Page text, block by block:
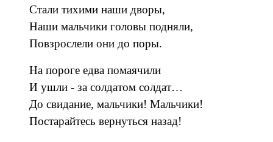
Стали тихими наши дворы,
Наши мальчики головы подняли,
Повзрослели они до поры.
На пороге едва помаячили
И ушли - за солдатом солдат…
До свидание, мальчики! Мальчики!
Постарайтесь вернуться назад!